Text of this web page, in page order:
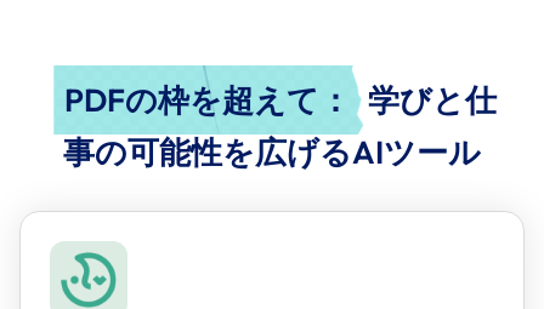
PDFの枠を超えて：
学びと仕
事の可能性を広げるAIツール